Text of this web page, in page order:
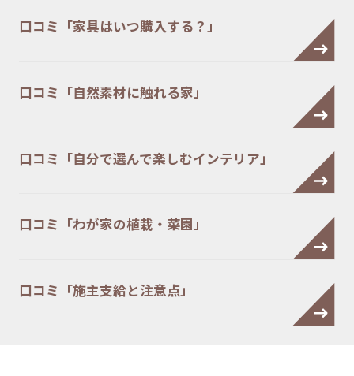
口コミ「家具はいつ購入する？」
口コミ「自然素材に触れる家」
口コミ「自分で選んで楽しむインテリア」
口コミ「わが家の植栽・菜園」
口コミ「施主支給と注意点」